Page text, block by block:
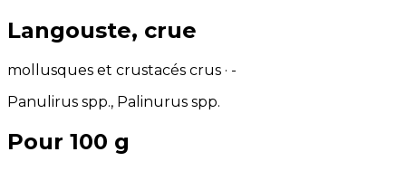
Langouste, crue
mollusques et crustacés crus · -
Panulirus spp., Palinurus spp.
Pour 100 g